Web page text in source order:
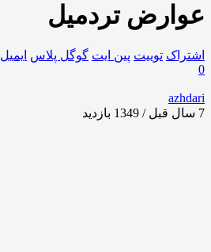
عوارض تردمیل
اشتراک توییت پین ایت گوگل‌ پلاس ایمیل
0
azhdari
7 سال قبل / 1349
بازدید